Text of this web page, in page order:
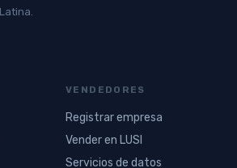
VENDEDORES
Registrar empresa
Vender en LUSI
Servicios de datos